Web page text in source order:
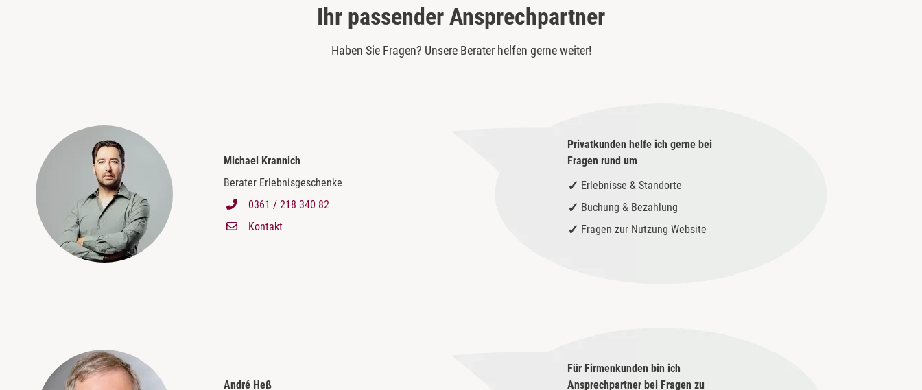
Ihr passender Ansprechpartner
Haben Sie Fragen? Unsere Berater helfen gerne weiter!
Michael Krannich
Berater Erlebnisgeschenke
0361 / 218 340 82
Kontakt
Privatkunden helfe ich gerne bei
Fragen rund um
Erlebnisse & Standorte
Buchung & Bezahlung
Fragen zur Nutzung Website
André Heß
Für Firmenkunden bin ich
Ansprechpartner bei Fragen zu